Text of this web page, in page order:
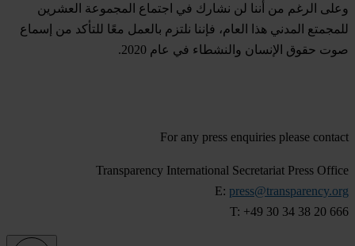
وعلى الرغم من أننا لن نشارك في اجتماع المجموعة العشرين
للمجمتع المدني هذا العام، فإننا نلتزم بالعمل معًا للتأكد من إسماع
صوت حقوق الإنسان والنشطاء في عام 2020.
For any press enquiries please contact
Transparency International Secretariat Press Office
E: press@transparency.org
T: +49 30 34 38 20 666